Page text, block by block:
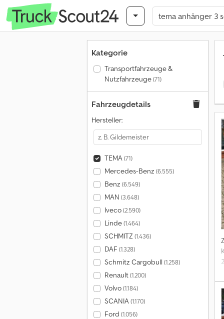
Kategorie
Transportfahrzeuge &
Nutzfahrzeuge(71)
Fahrzeugdetails
Hersteller:
TEMA(71)
Mercedes-Benz (6.555)
Benz (6.549)
MAN (3.648)
Iveco(2.590)
Linde(1.464)
SCHMITZ(1.436)
DAF (1.328)
Schmitz Cargobull (1.258)
Renault(1.200)
Volvo(1.184)
SCANIA(1.170)
Ford (1.056)